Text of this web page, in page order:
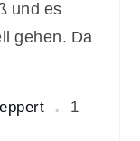
und es
gehen. Da
1